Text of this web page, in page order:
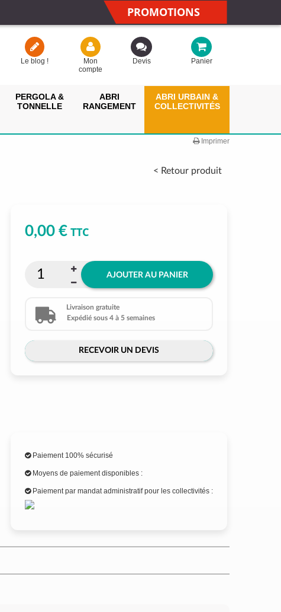
PROMOTIONS
Le blog !
Mon
compte
Devis Panier
PERGOLA &
TONNELLE
ABRI
RANGEMENT
ABRI URBAIN &
COLLECTIVITÉS
Imprimer
< Retour produit
0,00 €TTC
AJOUTER AU PANIER
Livraison gratuite
Expédié sous 4 à 5 semaines
RECEVOIR UN DEVIS
Paiement 100% sécurisé
Moyens de paiement disponibles :
Paiement par mandat administratif pour les collectivités :